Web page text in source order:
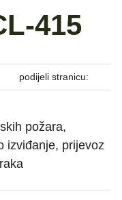
415
podijeli stranicu:
požara,
izviđanje, prijevoz